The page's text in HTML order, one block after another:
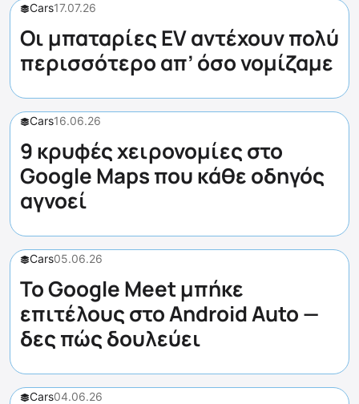
Cars17.07.26
Οι μπαταρίες EV αντέχουν πολύ
περισσότερο απ’ όσο νομίζαμε
Cars16.06.26
9 κρυφές χειρονομίες στο
Google Maps που κάθε οδηγός
αγνοεί
Cars05.06.26
Το Google Meet μπήκε
επιτέλους στο Android Auto —
δες πώς δουλεύει
Cars04.06.26